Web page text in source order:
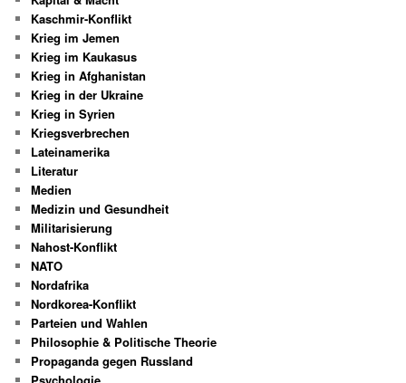
Kaschmir-Konflikt
Krieg im Jemen
Krieg im Kaukasus
Krieg in Afghanistan
Krieg in der Ukraine
Krieg in Syrien
Kriegsverbrechen
Lateinamerika
Literatur
Medien
Medizin und Gesundheit
Militarisierung
Nahost-Konflikt
NATO
Nordafrika
Nordkorea-Konflikt
Parteien und Wahlen
Philosophie & Politische Theorie
Propaganda gegen Russland